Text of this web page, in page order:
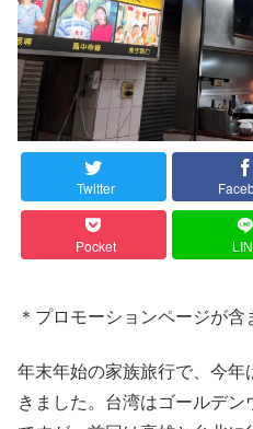
Twitter
Pocket
＊プロモーションページが含
年末年始の家族旅行で、今
きました。台湾はゴールデ